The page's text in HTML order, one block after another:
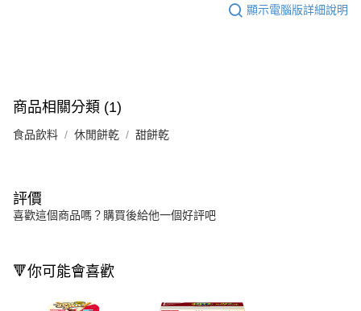
顯示電腦版詳細說明
商品相關分類 (1)
食品飲料 休閒餅乾 甜餅乾
評價
喜歡這個商品嗎？購買後給他一個好評吧
🔻你可能會喜歡